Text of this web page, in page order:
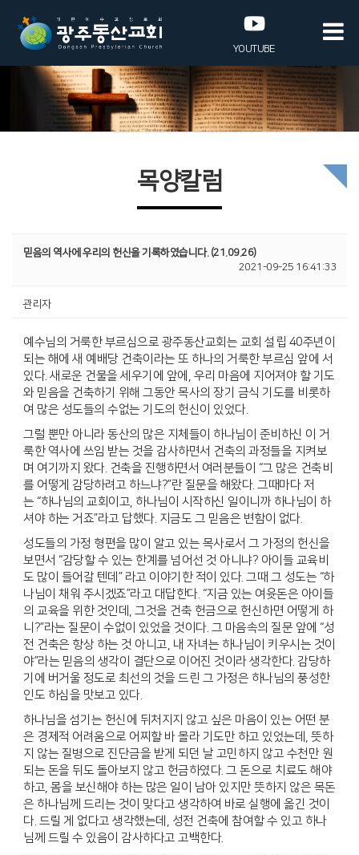
YOUTUBE
목양칼럼
믿음의 역사에 우리의 헌신을 기록하였습니다. (21.09.26)
2021-09-25 16:41:33
관리자
예수님의 거룩한 부르심으로 광주동산교회는 교회 설립 40주년이
되는 해에 새 예배당 건축이라는 또 하나의 거룩한 부르심 앞에 서
있다. 새로운 건물을 세우기에 앞에, 우리 마음에 지어져야 할 기도
와 믿음을 건축하기 위해 그동안 목사의 장기 금식 기도를 비롯하
여 많은 성도들의 수없는 기도의 헌신이 있었다.
그럴 뿐만 아니라 동산의 많은 지체들이 하나님이 준비하신 이 거
룩한 역사에 쓰임 받는 것을 감사하면서 건축의 과정들을 지켜보
며 여기까지 왔다. 건축을 진행하면서 여러분들이 “그 많은 건축비
를 어떻게 감당하려고 하느냐?”란 질문을 해왔다. 그때마다 저
는 “하나님의 교회이고, 하나님이 시작하신 일이니까 하나님이 하
셔야 하는 거죠”라고 답했다. 지금도 그 믿음은 변함이 없다.
성도들의 가정 형편을 많이 알고 있는 목사로서 그 가정의 헌신을
보면서 “감당할 수 있는 한계를 넘어선 것 아니냐? 아이들 교육비
도 많이 들어갈 텐데” 라고 이야기한 적이 있다. 그때 그 성도는 “하
나님이 채워 주시겠죠”라고 대답한다. “지금 있는 여윳돈은 아이들
의 교육을 위한 것인데, 그것을 건축 헌금으로 헌신하면 어떻게 하
니?”라는 질문이 수없이 있었을 것이다. 그 마음속의 질문 앞에 “성
전 건축은 항상 하는 것 아니고, 내 자녀는 하나님이 키우시는 것이
야”라는 믿음의 생각이 결단으로 이어진 것이라 생각한다. 감당하
기에 버거울 정도로 최선의 것을 드린 그 가정은 하나님의 풍성한
인도 하심을 맛보고 있다.
하나님을 섬기는 헌신에 뒤처지지 않고 싶은 마음이 있는 어떤 분
은 경제적 어려움으로 어찌할 바 몰라 기도만 하고 있었는데, 뜻하
지 않는 질병으로 진단금을 받게 되던 날 고민하지 않고 수천만 원
되는 돈을 뒤도 돌아보지 않고 헌금하였다. 그 돈으로 치료도 해야
하고, 몸을 보신해야 하는 많은 일이 남아 있지만 뜻하지 않은 목돈
은 하나님께 드리는 것이 맞다고 생각하여 바로 실행에 옮긴 것이
다. 드릴 게 없다고 생각했는데, 성전 건축에 참여할 수 있고 하나
님께 드릴 수 있음이 감사하다고 고백한다.